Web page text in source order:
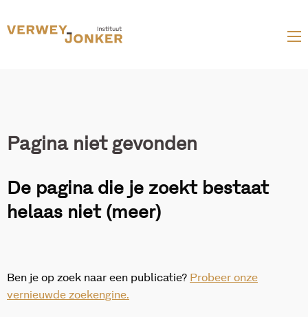
Pagina niet gevonden
De pagina die je zoekt bestaat
helaas niet (meer)
Ben je op zoek naar een publicatie? Probeer onze
vernieuwde zoekengine.